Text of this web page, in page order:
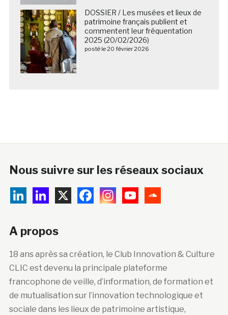
DOSSIER / Les musées et lieux de
patrimoine français publient et
commentent leur fréquentation
2025 (20/02/2026)
posté le 20 février 2026
Nous suivre sur les réseaux sociaux
A propos
18 ans après sa création, le Club Innovation & Culture
CLIC est devenu la principale plateforme
francophone de veille, d’information, de formation et
de mutualisation sur l’innovation technologique et
sociale dans les lieux de patrimoine artistique,